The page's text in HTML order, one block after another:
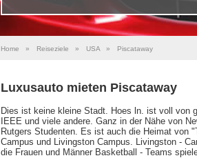
Home » Reiseziele » USA » Piscataway
Luxusauto mieten Piscataway
Dies ist keine kleine Stadt. Hoes ln. ist voll von
IEEE und viele andere. Ganz in der Nähe von
Rutgers Studenten. Es ist auch die Heimat von
Campus und Livingston Campus. Livingston -
die Frauen und Männer Basketball - Teams